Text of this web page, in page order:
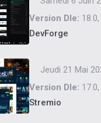
Version Dle:
DevForge
Jeudi 21 Mai
Version Dle: 17.0,
Stremio